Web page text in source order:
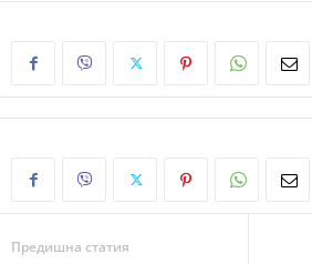
Предишна статия